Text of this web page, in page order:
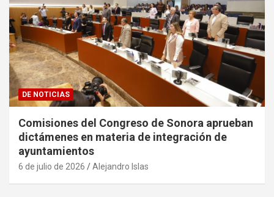
DE NOTICIAS
Comisiones del Congreso de Sonora aprueban
dictámenes en materia de integración de
ayuntamientos
6 de julio de 2026 Alejandro Islas